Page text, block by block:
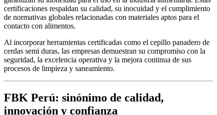
certificaciones respaldan su calidad, su inocuidad y el cumplimiento
de normativas globales relacionadas con materiales aptos para el
contacto con alimentos.
Al incorporar herramientas certificadas como el cepillo panadero de
cerdas semi duras, las empresas demuestran su compromiso con la
seguridad, la excelencia operativa y la mejora continua de sus
procesos de limpieza y saneamiento.
FBK Perú: sinónimo de calidad,
innovación y confianza